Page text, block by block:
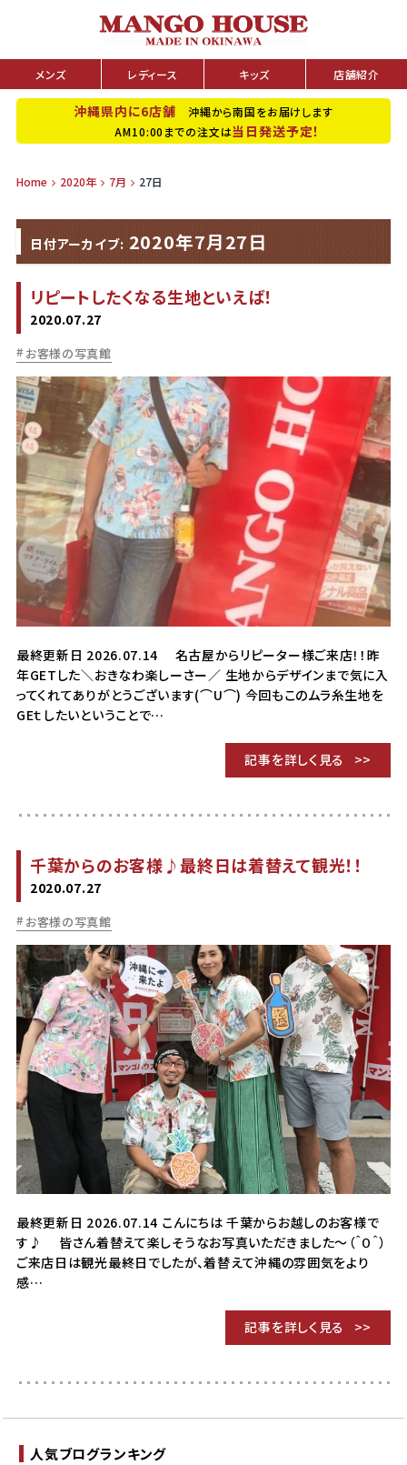
メンズ レディース キッズ 店舗紹介
沖縄県内に6店舗 沖縄から南国をお届けします
AM10:00までの注文は当日発送予定！
Home 2020年 7月 27日
日付アーカイブ: 2020年7月27日
リピートしたくなる生地といえば！
2020.07.27
お客様の写真館
最終更新日 2026.07.14 名古屋からリピーター様ご来店！！昨
年GETした＼おきなわ楽しーさー／ 生地からデザインまで気に入
ってくれてありがとうございます(⌒U⌒) 今回もこのムラ糸生地を
GEｔしたいということで…
記事を詳しく見る
千葉からのお客様♪最終日は着替えて観光！！
2020.07.27
お客様の写真館
最終更新日 2026.07.14 こんにちは 千葉からお越しのお客様で
す♪ 皆さん着替えて楽しそうなお写真いただきました～（＾０＾）
ご来店日は観光最終日でしたが、着替えて沖縄の雰囲気をより
感…
記事を詳しく見る
人気ブログランキング